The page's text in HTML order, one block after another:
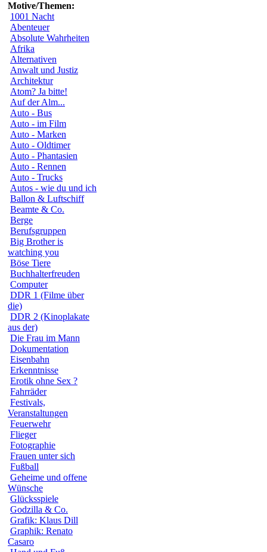
Motive/Themen:
1001 Nacht
Abenteuer
Absolute Wahrheiten
Afrika
Alternativen
Anwalt und Justiz
Architektur
Atom? Ja bitte!
Auf der Alm...
Auto - Bus
Auto - im Film
Auto - Marken
Auto - Oldtimer
Auto - Phantasien
Auto - Rennen
Auto - Trucks
Autos - wie du und ich
Ballon & Luftschiff
Beamte & Co.
Berge
Berufsgruppen
Big Brother is
watching you
Böse Tiere
Buchhalterfreuden
Computer
DDR 1 (Filme über
die)
DDR 2 (Kinoplakate
aus der)
Die Frau im Mann
Dokumentation
Eisenbahn
Erkenntnisse
Erotik ohne Sex ?
Fahrräder
Festivals,
Veranstaltungen
Feuerwehr
Flieger
Fotographie
Frauen unter sich
Fußball
Geheime und offene
Wünsche
Glücksspiele
Godzilla & Co.
Grafik: Klaus Dill
Graphik: Renato
Casaro